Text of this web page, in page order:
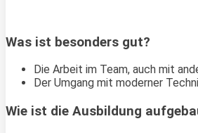
Was ist besonders gut?
Die Arbeit im Team, auch mit
Der Umgang mit moderner
Wie ist die Ausbildung